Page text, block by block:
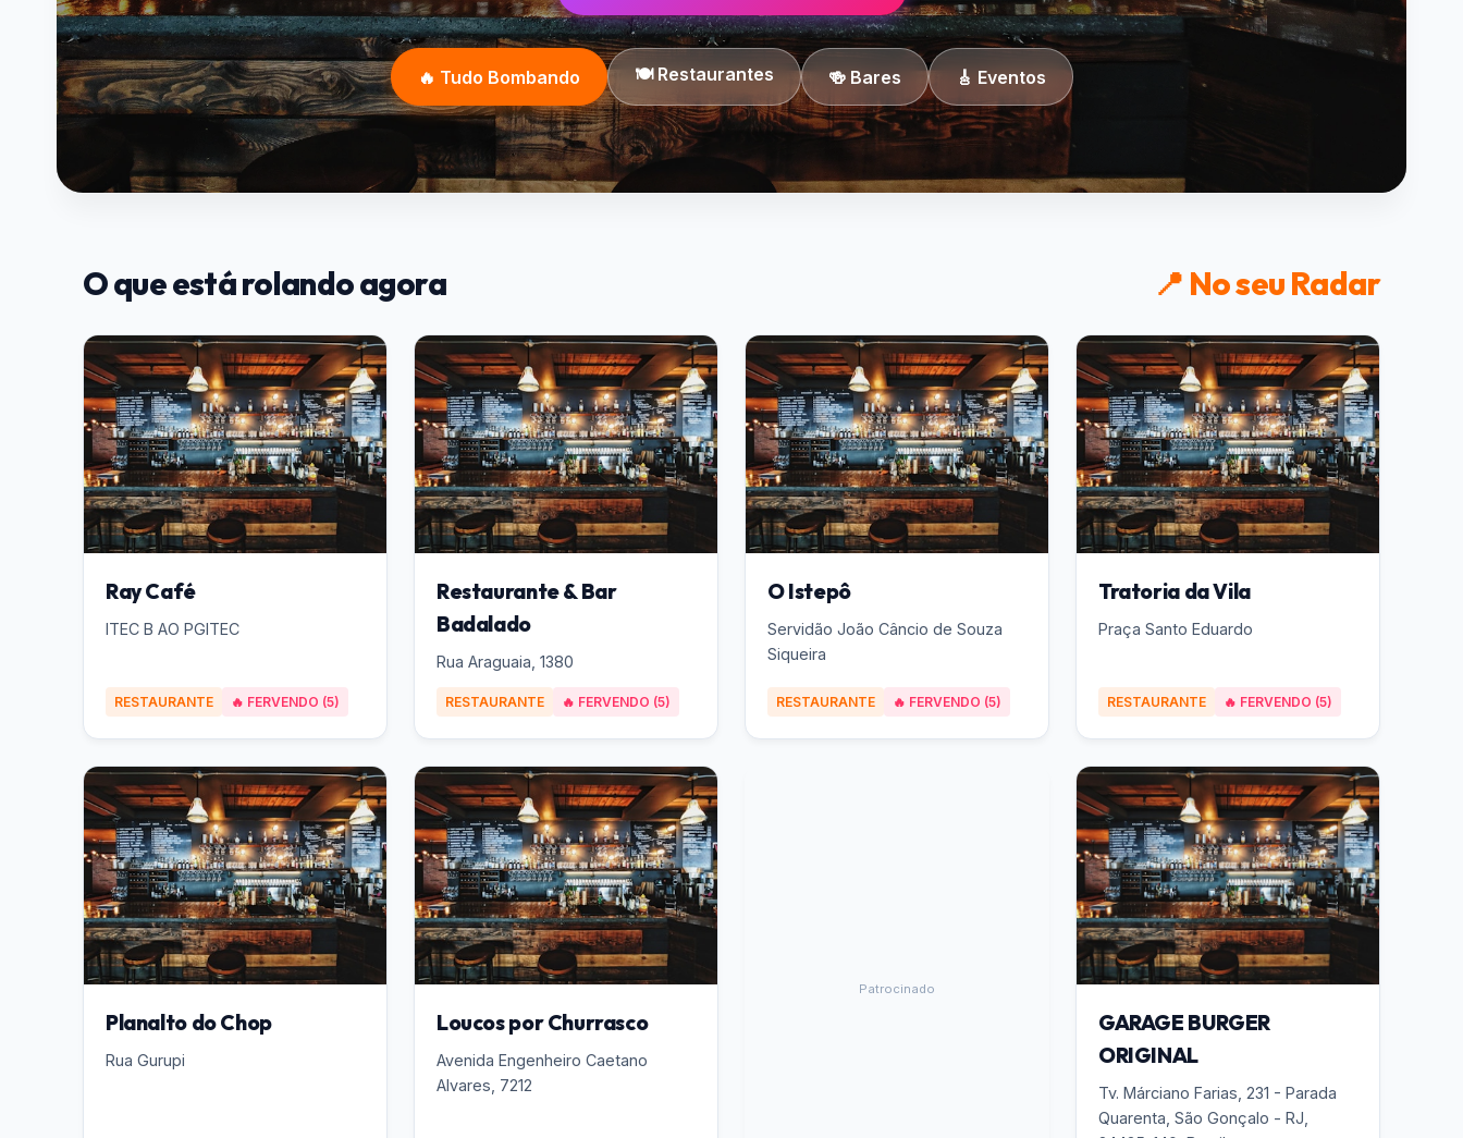
🔥 Tudo Bombando 🍽️ Restaurantes 🍻 Bares 🎸 Eventos
O que está rolando agora 📍 No seu Radar
Ray Café
ITEC B AO PGITEC
RESTAURANTE 🔥 FERVENDO (5)
Restaurante & Bar
Badalado
Rua Araguaia, 1380
RESTAURANTE 🔥 FERVENDO (5)
O Istepô
Servidão João Câncio de Souza
Siqueira
RESTAURANTE 🔥 FERVENDO (5)
Tratoria da Vila
Praça Santo Eduardo
RESTAURANTE 🔥 FERVENDO (5)
Planalto do Chop
Rua Gurupi
Loucos por Churrasco
Avenida Engenheiro Caetano
Alvares, 7212
Patrocinado
GARAGE BURGER
ORIGINAL
Tv. Márciano Farias, 231 - Parada
Quarenta, São Gonçalo - RJ,